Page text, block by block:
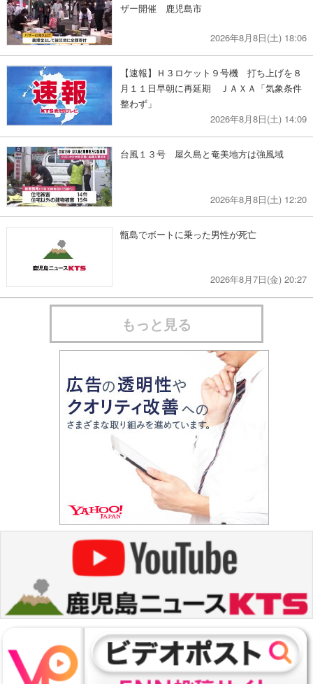
ザー開催 鹿児島市
2026年8月8日(土) 18:06
【速報】Ｈ３ロケット９号機 打ち上げを８
月１１日早朝に再延期 ＪＡＸＡ「気象条件
整わず」
2026年8月8日(土) 14:09
台風１３号 屋久島と奄美地方は強風域
2026年8月8日(土) 12:20
甑島でボートに乗った男性が死亡
2026年8月7日(金) 20:27
もっと見る